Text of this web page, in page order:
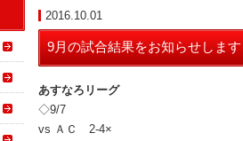
2016.10.01
9月の試合結果をお知らせします
あすなろリーグ
◇9/7
vs ＡＣ 2-4×